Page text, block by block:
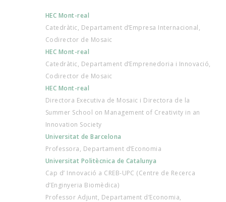
HEC Mont-real
Catedràtic, Departament d’Empresa Internacional,
Codirector de Mosaic
HEC Mont-real
Catedràtic, Departament d’Emprenedoria i Innovació,
Codirector de Mosaic
HEC Mont-real
Directora Executiva de Mosaic i Directora de la
Summer School on Management of Creativity in an
Innovation Society
Universitat de Barcelona
Professora, Departament d’Economia
Universitat Politècnica de Catalunya
Cap d’ Innovació a CREB-UPC (Centre de Recerca
d’Enginyeria Biomèdica)
Professor Adjunt, Departament d’Economia,